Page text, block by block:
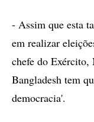
- Assim que esta
em realizar
chefe do Exército,
Bangladesh tem
democracia'.